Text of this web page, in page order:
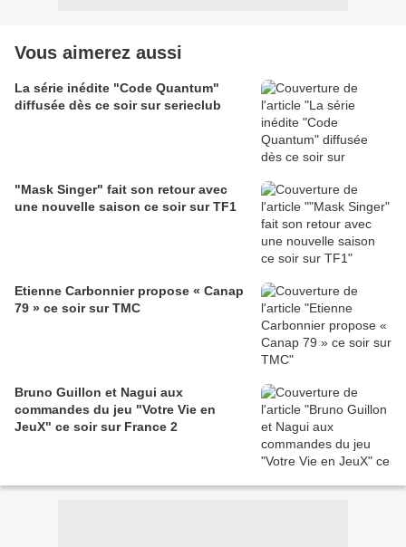
Vous aimerez aussi
La série inédite "Code Quantum"
diffusée dès ce soir sur serieclub
"Mask Singer" fait son retour avec
une nouvelle saison ce soir sur TF1
Etienne Carbonnier propose « Canap
79 » ce soir sur TMC
Bruno Guillon et Nagui aux
commandes du jeu "Votre Vie en
JeuX" ce soir sur France 2